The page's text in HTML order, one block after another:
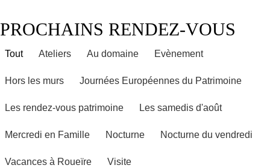
PROCHAINS RENDEZ-VOUS
Tout Ateliers Au domaine Evènement
Hors les murs Journées Européennes du Patrimoine
Les rendez-vous patrimoine Les samedis d'août
Mercredi en Famille Nocturne Nocturne du vendredi
Vacances à Roueïre Visite